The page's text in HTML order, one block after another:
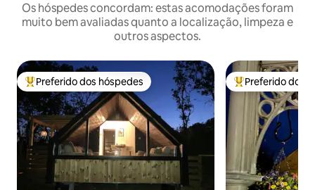
Os hóspedes concordam: estas acomodações foram
muito bem avaliadas quanto a localização, limpeza e
outros aspectos.
Entre os melhores preferidos dos hóspedes
Preferido dos hóspedes Entre os
Preferido dos